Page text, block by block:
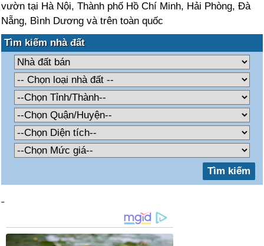
vườn tại Hà Nội, Thành phố Hồ Chí Minh, Hải Phòng, Đà
Nẵng, Bình Dương và trên toàn quốc
Tìm kiếm nhà đất